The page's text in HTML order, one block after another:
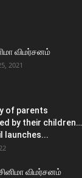
விமர்சனம்
2021
of parents
by their children…
launches...
விமர்சனம்